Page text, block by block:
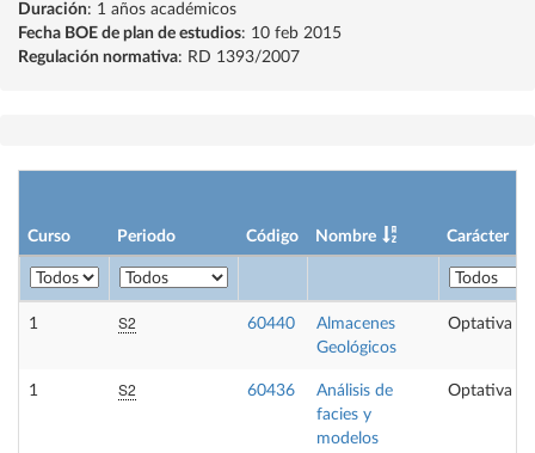
Duración: 1 años académicos
Fecha BOE de plan de estudios: 10 feb 2015
Regulación normativa: RD 1393/2007
Curso Periodo Código Nombre Carácter
1 S2 60440
Almacenes
Geológicos
Optativa
1 S2 60436
Análisis de
facies y
modelos
Optativa